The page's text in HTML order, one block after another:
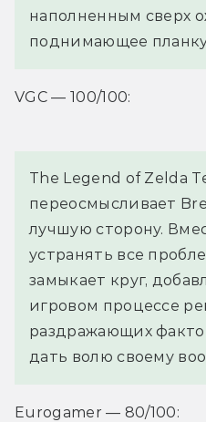
наполненным сверх
поднимающее
VGC — 100/100:
The Legend of Zelda
переосмысливает
лучшую сторону.
устранять все
замыкает круг,
игровом процессе
раздражающих
дать волю своему
Eurogamer — 80/100: